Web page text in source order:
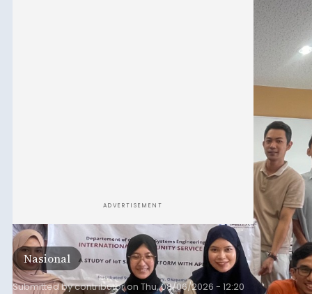
ADVERTISEMENT
Nasional
Submitted bycontributoron Thu, 08/06/2026 - 12:20